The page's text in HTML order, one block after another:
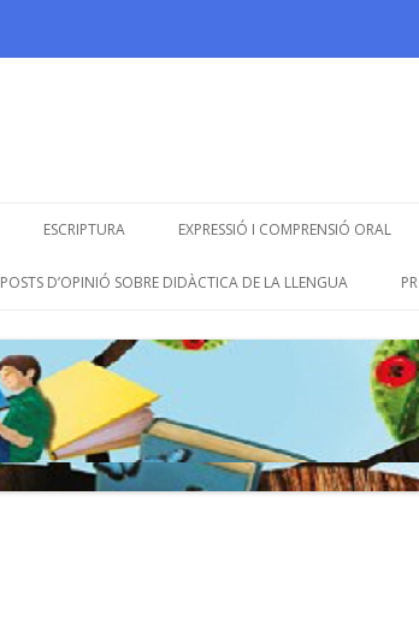
ESCRIPTURA EXPRESSIÓ I COMPRENSIÓ ORAL
POSTS D’OPINIÓ SOBRE DIDÀCTICA DE LA LLENGUA